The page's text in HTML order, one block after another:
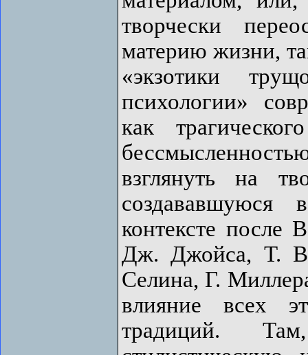
творчески
материю жизни,
«экзотики
психологии»
как
взглянуть на
создававшуюся
контексте после
Дж. Джойса, Т.
Селина, Г.
влияние всех
традиций.